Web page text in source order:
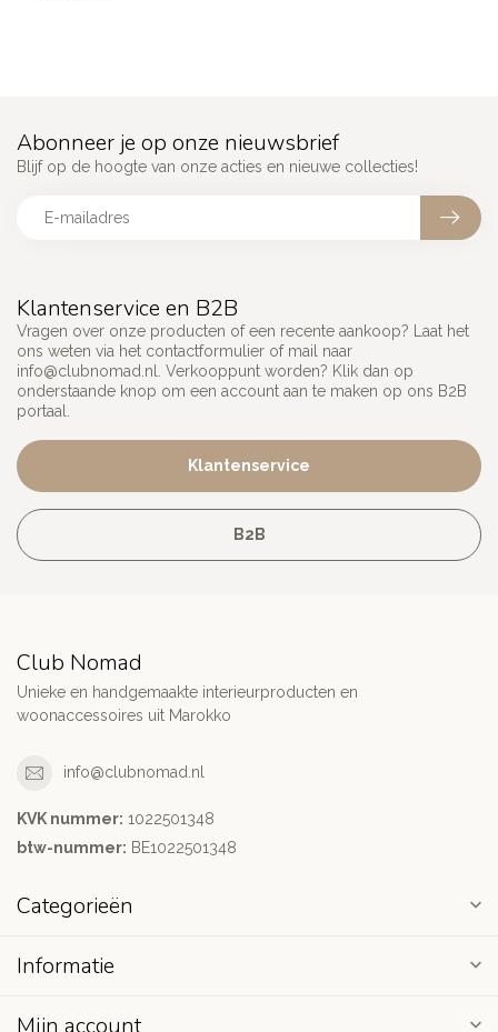
Klantenservice en B2B
Vragen over onze producten of een recente aankoop? Laat het
ons weten via het contactformulier of mail naar
info@clubnomad.nl
. Verkooppunt worden? Klik dan op
onderstaande knop om een account aan te maken op ons B2B
portaal.
Klantenservice
B2B
Abonneer je op onze nieuwsbrief
Blijf op de hoogte van onze acties en nieuwe collecties!
Club Nomad
Unieke en handgemaakte interieurproducten en
woonaccessoires uit Marokko
info@clubnomad.nl
KVK nummer: 1022501348
btw-nummer: BE1022501348
Categorieën
Informatie
Mijn account